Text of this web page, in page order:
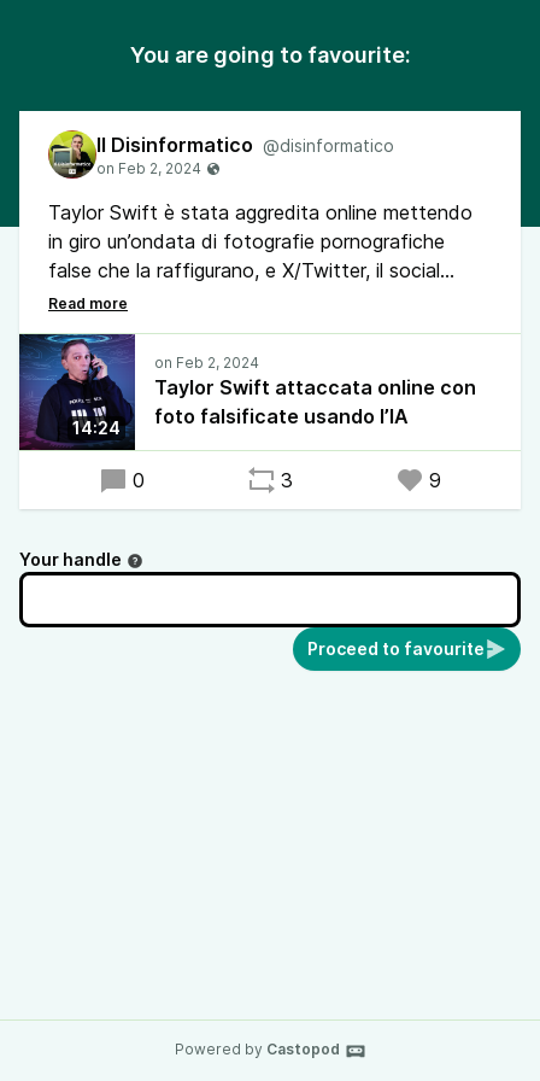
You are going to favourite:
Il Disinformatico @disinformatico
Taylor Swift è stata aggredita online mettendo
in giro un’ondata di fotografie pornografiche
false che la raffigurano, e X/Twitter, il social
network che le ha lasciate circolare, ci ha messo
ben 17 ore a chiudere l’account che le stava
pubblicando.
14:24
Taylor Swift attaccata online con
foto falsificate usando l’IA
0 3 9
Your handle
Proceed to favourite
Powered by Castopod